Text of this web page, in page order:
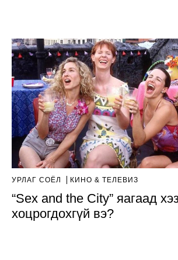
УРЛАГ СОЁЛ КИНО & ТЕЛЕВИЗ
“Sex and the City” яагаад
хоцрогдохгүй вэ?